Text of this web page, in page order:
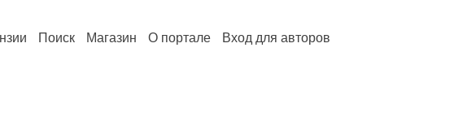
Поиск Магазин О портале Вход для авторов